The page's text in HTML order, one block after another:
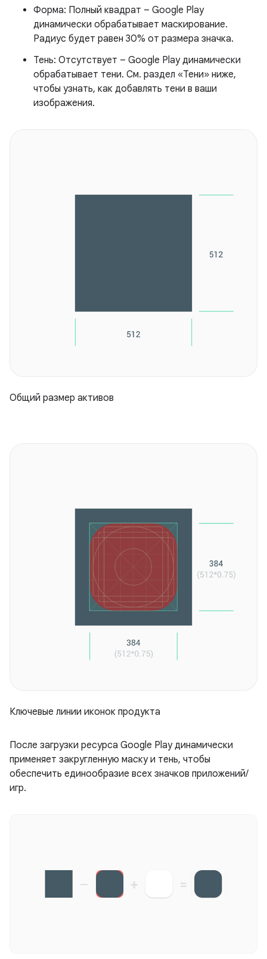
Форма: Полный квадрат – Google Play
динамически обрабатывает маскирование.
Радиус будет равен 30% от размера значка.
Тень: Отсутствует – Google Play динамически
обрабатывает тени. См. раздел «Тени» ниже,
чтобы узнать, как добавлять тени в ваши
изображения.
Общий размер активов
Ключевые линии иконок продукта
После загрузки ресурса Google Play динамически
применяет закругленную маску и тень, чтобы
обеспечить единообразие всех значков приложений/
игр.